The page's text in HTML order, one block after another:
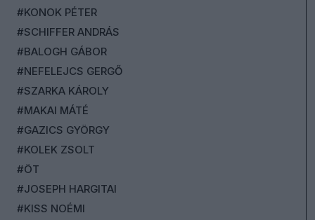
#KONOK PÉTER
#SCHIFFER ANDRÁS
#BALOGH GÁBOR
#NEFELEJCS GERGŐ
#SZARKA KÁROLY
#MAKAI MÁTÉ
#GAZICS GYÖRGY
#KOLEK ZSOLT
#ÖT
#JOSEPH HARGITAI
#KISS NOÉMI